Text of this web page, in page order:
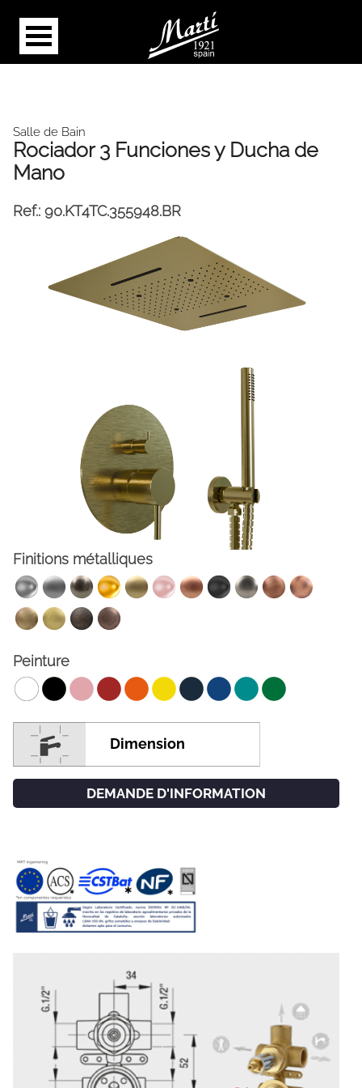
INSTAGRAM FACEBOOK
CAT ESP
Salle de Bain
Rociador 3 Funciones y Ducha de
Mano
Ref.: 90.KT4TC.355948.BR
Finitions métalliques
Peinture
Dimension
DEMANDE D'INFORMATION